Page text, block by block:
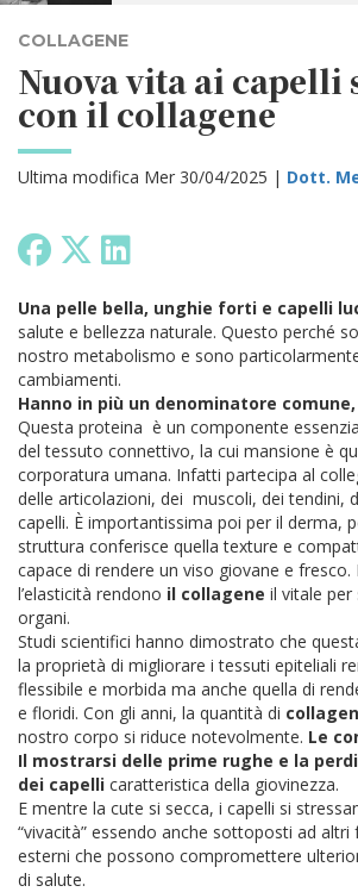
COLLAGENE
Nuova vita ai capelli
con il collagene
Ultima modifica Mer 30/04/2025 | Dott.
Una pelle bella, unghie forti e capelli
salute e bellezza naturale. Questo perché
nostro metabolismo e sono
cambiamenti.
Hanno in più un denominatore
Questa proteina è un componente
del tessuto connettivo, la cui mansione è
corporatura umana. Infatti partecipa al
delle articolazioni, dei muscoli, dei tendini,
capelli. È importantissima poi per il derma,
struttura conferisce quella texture e
capace di rendere un viso giovane e fresco.
l’elasticità rendono il collagene il vitale per
organi.
Studi scientifici hanno dimostrato che
la proprietà di migliorare i tessuti epiteliali
flessibile e morbida ma anche quella di
e floridi. Con gli anni, la quantità di
nostro corpo si riduce notevolmente. Le
Il mostrarsi delle prime rughe e la
dei capelli caratteristica della giovinezza.
E mentre la cute si secca, i capelli si
“vivacità” essendo anche sottoposti ad
esterni che possono compromettere
di salute.